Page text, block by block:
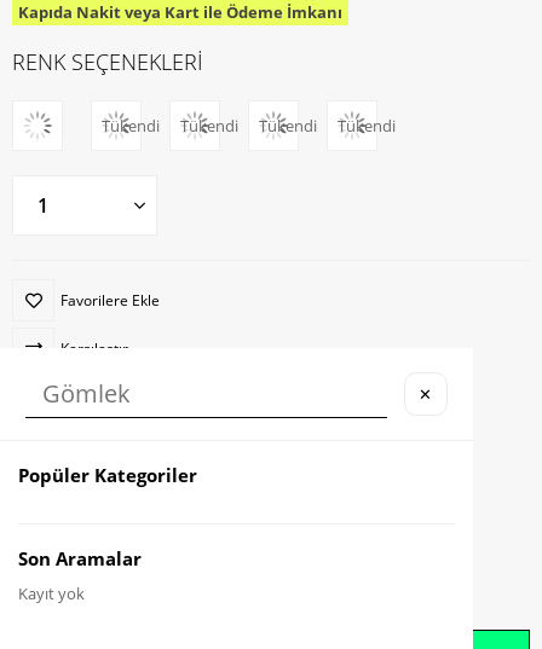
Kapıda Nakit veya Kart ile Ödeme İmkanı
RENK SEÇENEKLERİ
Tükendi Tükendi Tükendi Tükendi
Favorilere Ekle
Karşılaştır
İndirimli Ürün
Gelince Haber Ver
✕
Popüler Kategoriler
Son Aramalar
Kayıt yok